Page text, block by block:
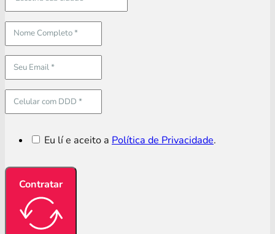
Eu lí e aceito a Política de Privacidade.
Contratar